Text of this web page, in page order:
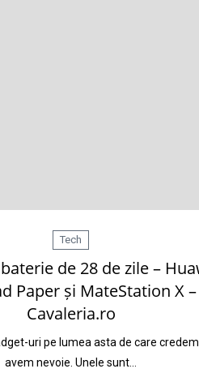
Tech
de 28 de zile –
Paper și MateStation X –
Cavaleria.ro
uri pe lumea asta de care
avem nevoie. Unele sunt…